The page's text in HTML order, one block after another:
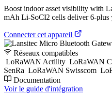
Boost indoor asset visibility with
mAh Li-SoCl2 cells deliver 6-plus
Connecter cet appareil
Réseaux compatibles
LoRaWAN Actility LoRaWAN
SenRa LoRaWAN Swisscom
Documentation
Voir le guide d'intégration